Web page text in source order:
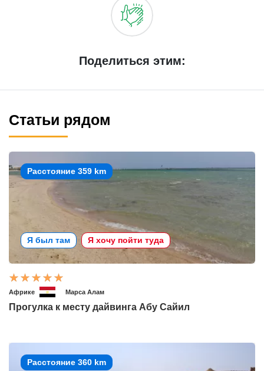
Поделиться этим:
Статьи рядом
Расстояние 359 km
Я был там Я хочу пойти туда
Африке Марса Алам
Прогулка к месту дайвинга Абу Сайил
Расстояние 360 km